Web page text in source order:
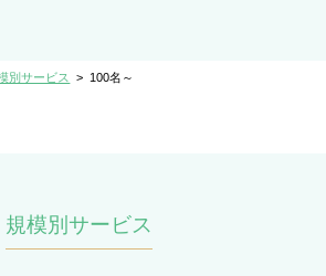
別サービス > 100名～
規模別サービス